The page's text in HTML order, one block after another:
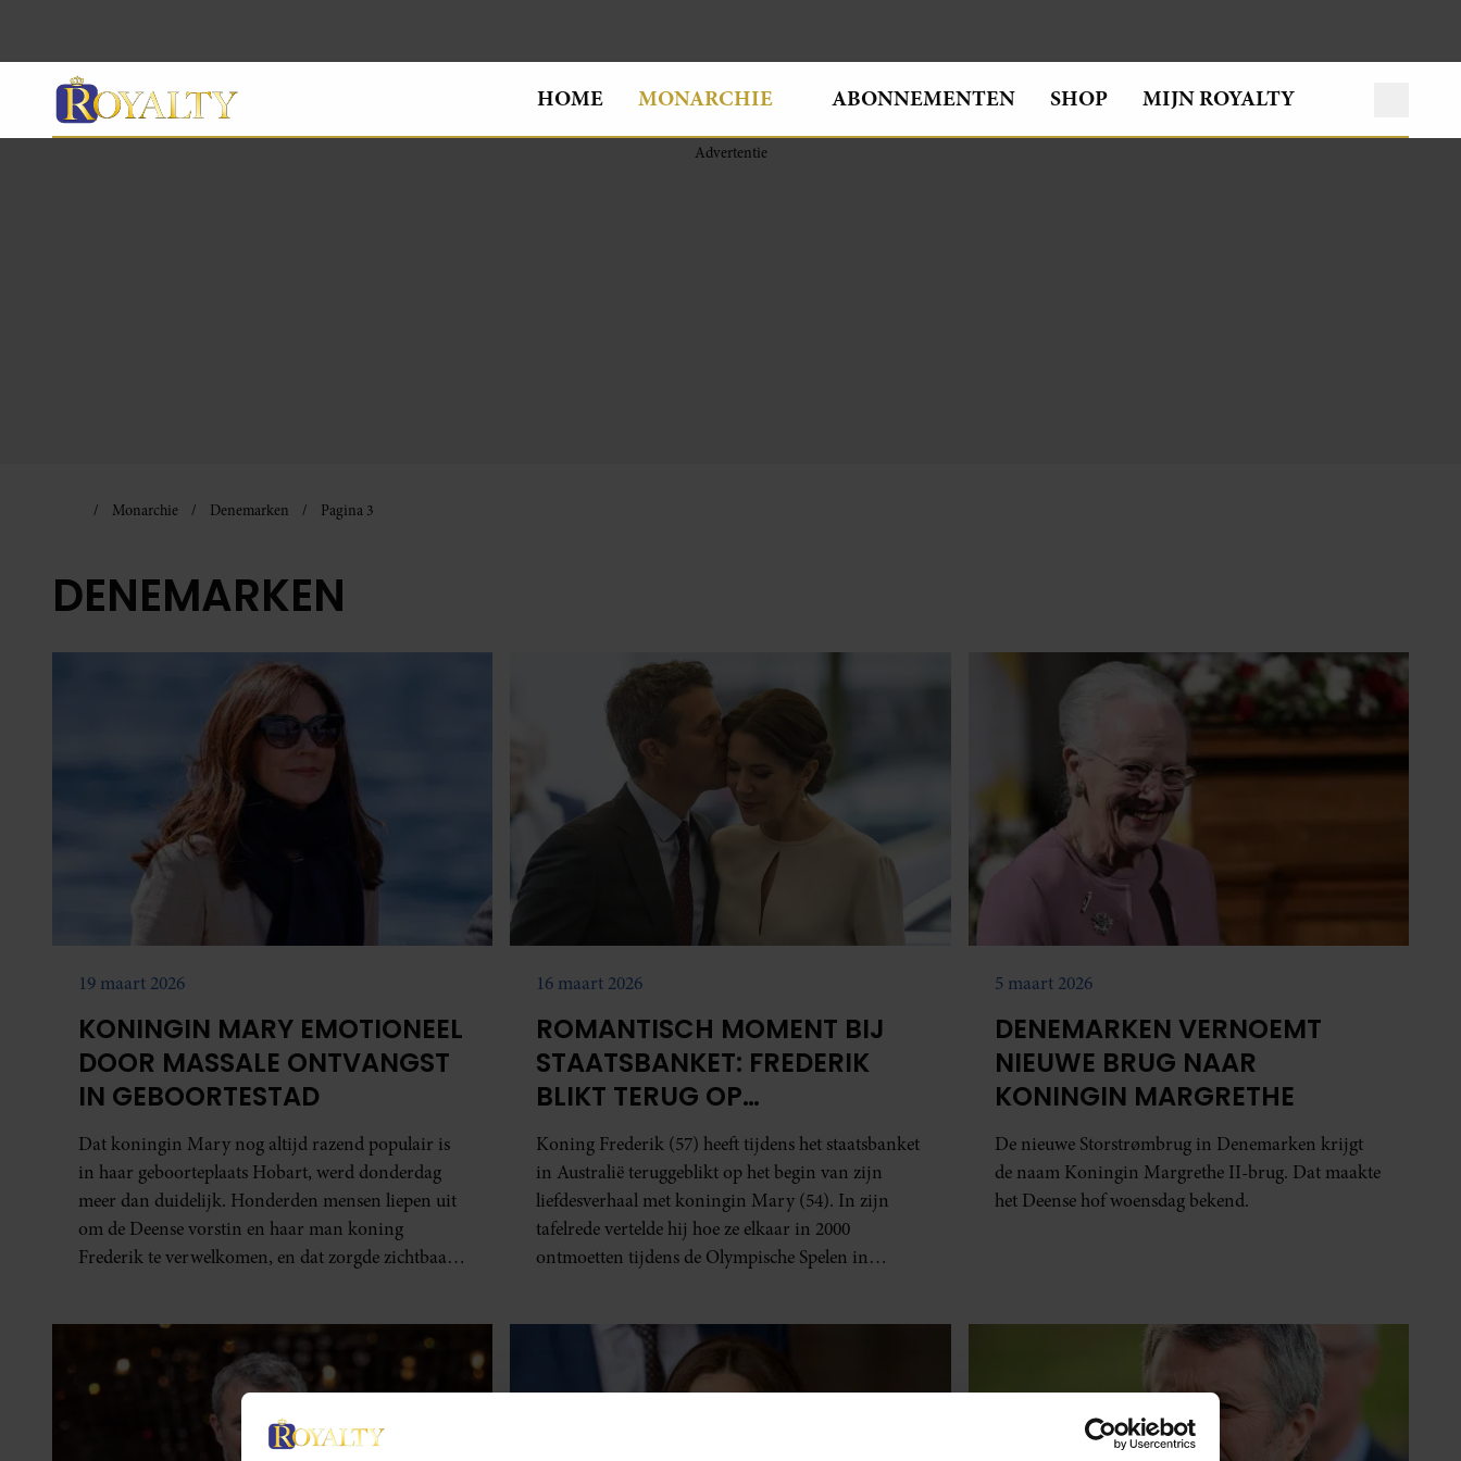
HOME MONARCHIE ABONNEMENTEN SHOP MIJN ROYALTY
Monarchie Denemarken Pagina 3
DENEMARKEN
19 maart 2026
KONINGIN MARY EMOTIONEEL
DOOR MASSALE ONTVANGST
IN GEBOORTESTAD
Dat koningin Mary nog altijd razend populair is
in haar geboorteplaats Hobart, werd donderdag
meer dan duidelijk. Honderden mensen liepen uit
om de Deense vorstin en haar man koning
Frederik te verwelkomen, en dat zorgde zichtbaar
16 maart 2026
ROMANTISCH MOMENT BIJ
STAATSBANKET: FREDERIK
BLIKT TERUG OP
ONTMOETING MARY
Koning Frederik (57) heeft tijdens het staatsbanket
in Australië teruggeblikt op het begin van zijn
liefdesverhaal met koningin Mary (54). In zijn
tafelrede vertelde hij hoe ze elkaar in 2000
ontmoetten tijdens de Olympische Spelen in
5 maart 2026
DENEMARKEN VERNOEMT
NIEUWE BRUG NAAR
KONINGIN MARGRETHE
De nieuwe Storstrømbrug in Denemarken krijgt
de naam Koningin Margrethe II-brug. Dat maakte
het Deense hof woensdag bekend.